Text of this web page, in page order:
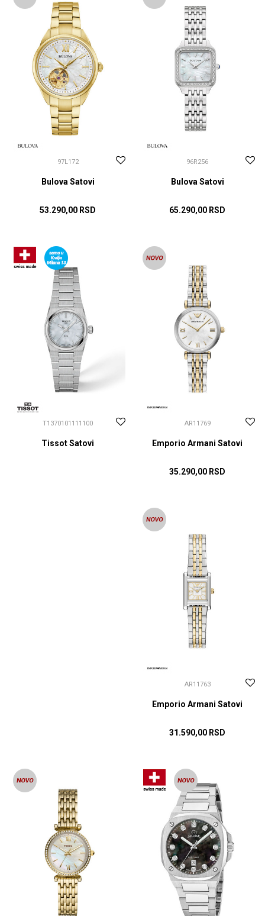
97L172
Bulova Satovi
53.290,00 RSD
DODAJ U KORPU
96R256
Bulova Satovi
65.290,00 RSD
T1370101111100
Tissot Satovi
AR11769
Emporio Armani Satovi
35.290,00 RSD
AR11763
Emporio Armani Satovi
31.590,00 RSD
DODAJ U KORPU